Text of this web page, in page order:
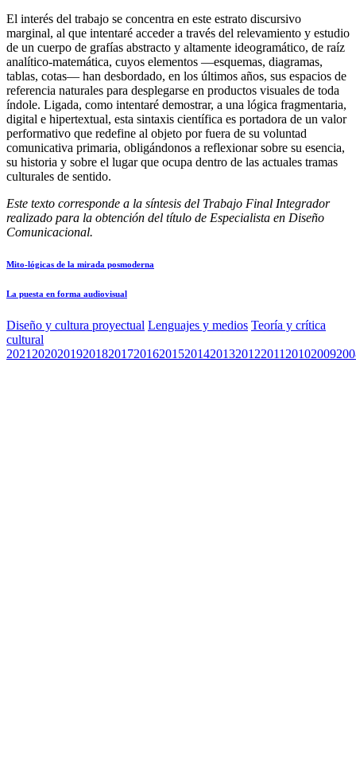
El interés del trabajo se concentra en este estrato discursivo
marginal, al que intentaré acceder a través del relevamiento y estudio
de un cuerpo de grafías abstracto y altamente ideogramático, de raíz
analítico-matemática, cuyos elementos —esquemas, diagramas,
tablas, cotas— han desbordado, en los últimos años, sus espacios de
referencia naturales para desplegarse en productos visuales de toda
índole. Ligada, como intentaré demostrar, a una lógica fragmentaria,
digital e hipertextual, esta sintaxis científica es portadora de un valor
performativo que redefine al objeto por fuera de su voluntad
comunicativa primaria, obligándonos a reflexionar sobre su esencia,
su historia y sobre el lugar que ocupa dentro de las actuales tramas
culturales de sentido.
Este texto corresponde a la síntesis del Trabajo Final Integrador
realizado para la obtención del título de Especialista en Diseño
Comunicacional.
Mito-lógicas de la mirada posmoderna
La puesta en forma audiovisual
Diseño y cultura proyectual Lenguajes y medios Teoría y crítica
cultural
2021 2020201920182017201620152014201320122011 20102009